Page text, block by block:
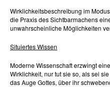
Wirklichkeitsbeschreibung im
die Praxis des Sichtbarmachens
unwahrscheinliche Möglichkeiten
Situiertes Wissen
Moderne Wissenschaft erzwingt
Wirklichkeit, nur tut sie so, als sei
das Auge Gottes, über ihr